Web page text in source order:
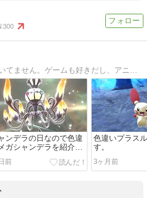
300
ほぼポケモンのことしか書いてません。ゲームも好きだし、アニメも毎週欠かさず視聴してます！色違いポケモンマニア見習いです。
ンデラの日なので色違
ガシャンデラを紹介し
(ポケチャン版)。
前
色違いプラス
す。
3ヶ月前